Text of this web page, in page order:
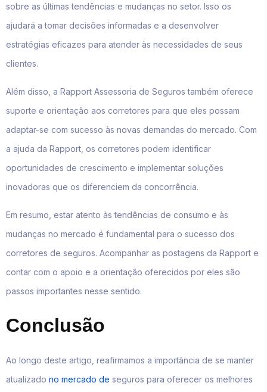
sobre as últimas tendências e mudanças no setor. Isso os
ajudará a tomar decisões informadas e a desenvolver
estratégias eficazes para atender às necessidades de seus
clientes.
Além disso, a Rapport Assessoria de Seguros também oferece
suporte e orientação aos corretores para que eles possam
adaptar-se com sucesso às novas demandas do mercado. Com
a ajuda da Rapport, os corretores podem identificar
oportunidades de crescimento e implementar soluções
inovadoras que os diferenciem da concorrência.
Em resumo, estar atento às tendências de consumo e às
mudanças no mercado é fundamental para o sucesso dos
corretores de seguros. Acompanhar as postagens da Rapport e
contar com o apoio e a orientação oferecidos por eles são
passos importantes nesse sentido.
Conclusão
Ao longo deste artigo, reafirmamos a importância de se manter
atualizado no mercado de seguros para oferecer os melhores